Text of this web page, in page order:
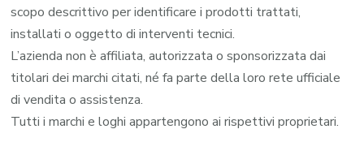
scopo descrittivo per identificare i prodotti trattati,
installati o oggetto di interventi tecnici.
L’azienda non è affiliata, autorizzata o sponsorizzata dai
titolari dei marchi citati, né fa parte della loro rete ufficiale
di vendita o assistenza.
Tutti i marchi e loghi appartengono ai rispettivi proprietari.